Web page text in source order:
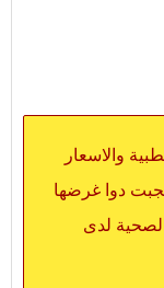
والاسعار
دوا غرضها
لدى